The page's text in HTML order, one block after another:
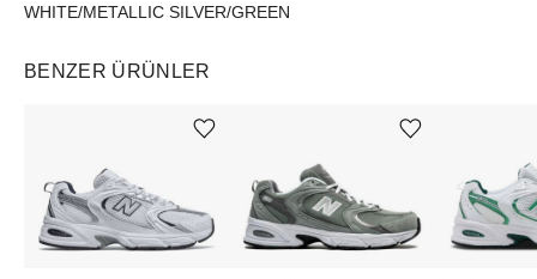
WHITE/METALLIC SILVER/GREEN
BENZER ÜRÜNLER
Ürünü istek listesine ekle veya listeden çıkar Ürünü istek listesine ekle veya listeden çıkar